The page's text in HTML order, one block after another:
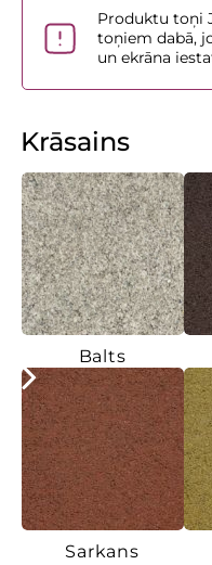
Produktu toņi
toņiem dabā,
un ekrāna
Krāsains
Balts
Sarkans